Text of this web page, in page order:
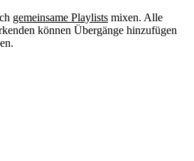
gemeinsame Playlists mixen. Alle
können Übergänge hinzufügen